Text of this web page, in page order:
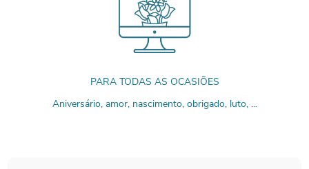
PARA TODAS AS OCASIÕES
Aniversário, amor, nascimento, obrigado, luto, ...